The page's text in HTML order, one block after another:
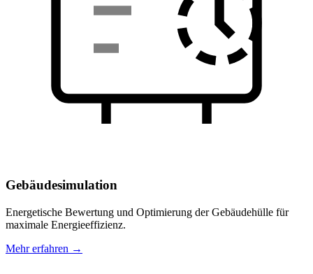
Gebäudesimulation
Energetische Bewertung und Optimierung der Gebäudehülle für
maximale Energieeffizienz.
Mehr erfahren →